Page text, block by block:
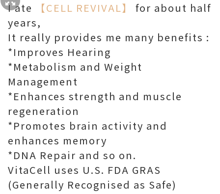
I ate 【CELL REVIVAL】
for about half
years,
It really provides me many benefits :
*Improves Hearing
*Metabolism and Weight
Management ​
*Enhances strength and muscle
regeneration
*Promotes brain activity and
enhances memory
*DNA Repair and so on.
VitaCell uses U.S. FDA GRAS
(Generally Recognised as Safe)